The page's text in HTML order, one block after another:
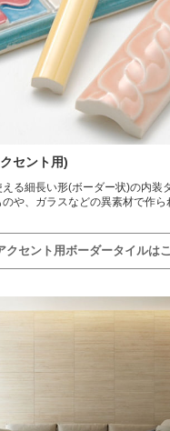
セント用)
る細長い形(ボーダー状)の内装
や、ガラスなどの異素材で作ら
クセント用ボーダータイルは